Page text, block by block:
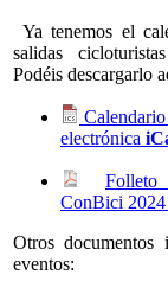
Ya tenemos el
salidas
Podéis descargarlo
electrónica
ConBici
Otros documentos
eventos: